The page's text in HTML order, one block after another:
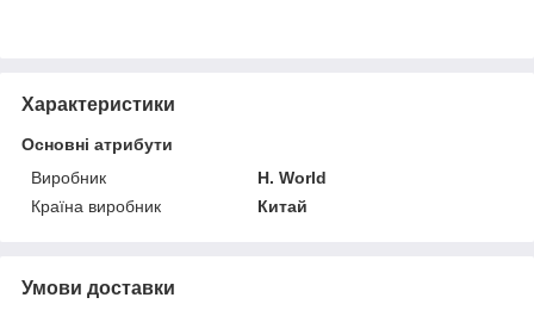
Характеристики
Основні атрибути
Виробник
H. World
Країна виробник
Китай
Умови доставки